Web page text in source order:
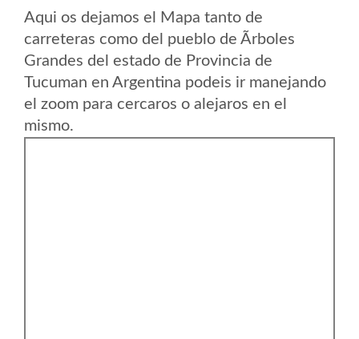
Aqui os dejamos el Mapa tanto de
carreteras como del pueblo de Ãrboles
Grandes del estado de Provincia de
Tucuman en Argentina podeis ir manejando
el zoom para cercaros o alejaros en el
mismo.